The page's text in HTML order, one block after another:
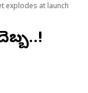
explodes at launch